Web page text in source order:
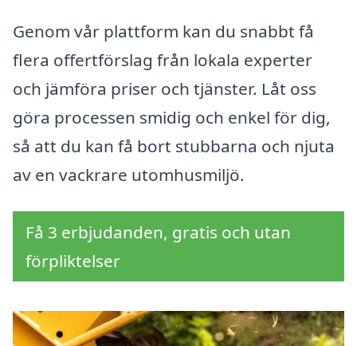
Genom vår plattform kan du snabbt få
flera offertförslag från lokala experter
och jämföra priser och tjänster. Låt oss
göra processen smidig och enkel för dig,
så att du kan få bort stubbarna och njuta
av en vackrare utomhusmiljö.
Få 3 erbjudanden, gratis och utan
förpliktelser